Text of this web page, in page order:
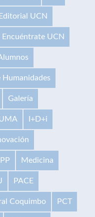
Editorial UCN
Encuéntrate UCN
Humanidades
Galería
I+D+i
IPP Medicina
PACE
Coquimbo PCT